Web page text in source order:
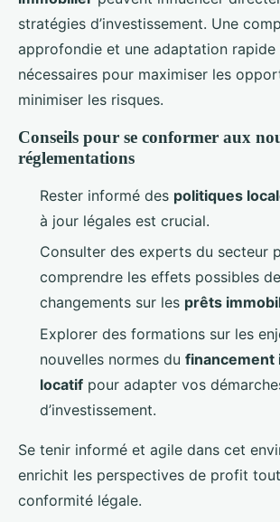
stratégies d’investissement. Une
approfondie et une adaptation rapide
nécessaires pour maximiser les
minimiser les risques.
Conseils pour se conformer aux
réglementations
Rester informé des politiques
à jour légales est crucial.
Consulter des experts du secteur
comprendre les effets possibles
changements sur les prêts
Explorer des formations sur les
nouvelles normes du financement
locatif pour adapter vos
d’investissement.
Se tenir informé et agile dans cet
enrichit les perspectives de profit
conformité légale.